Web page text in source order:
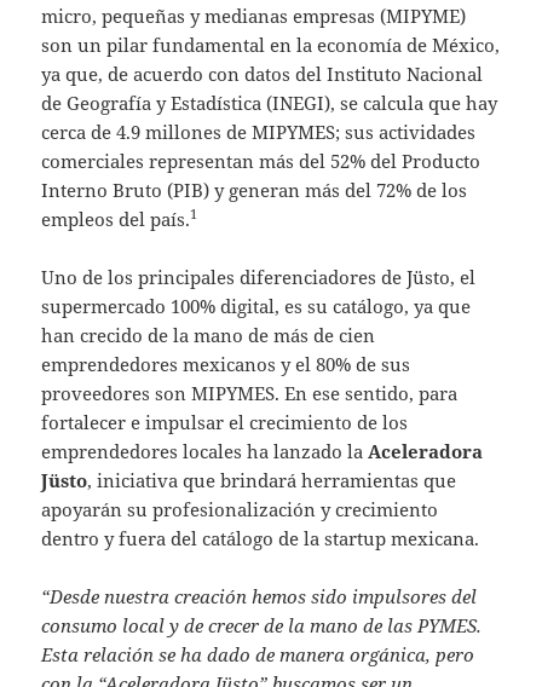
micro, pequeñas y medianas empresas (MIPYME)
son un pilar fundamental en la economía de México,
ya que, de acuerdo con datos del Instituto Nacional
de Geografía y Estadística (INEGI), se calcula que hay
cerca de 4.9 millones de MIPYMES; sus actividades
comerciales representan más del 52% del Producto
Interno Bruto (PIB) y generan más del 72% de los
empleos del país.1
Uno de los principales diferenciadores de Jüsto, el
supermercado 100% digital, es su catálogo, ya que
han crecido de la mano de más de cien
emprendedores mexicanos y el 80% de sus
proveedores son MIPYMES. En ese sentido, para
fortalecer e impulsar el crecimiento de los
emprendedores locales ha lanzado la Aceleradora
Jüsto, iniciativa que brindará herramientas que
apoyarán su profesionalización y crecimiento
dentro y fuera del catálogo de la startup mexicana.
“Desde nuestra creación hemos sido impulsores del
consumo local y de crecer de la mano de las PYMES.
Esta relación se ha dado de manera orgánica, pero